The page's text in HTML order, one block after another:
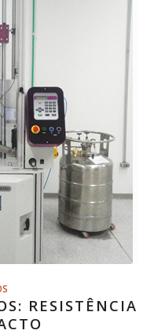
RESISTÊNCIA